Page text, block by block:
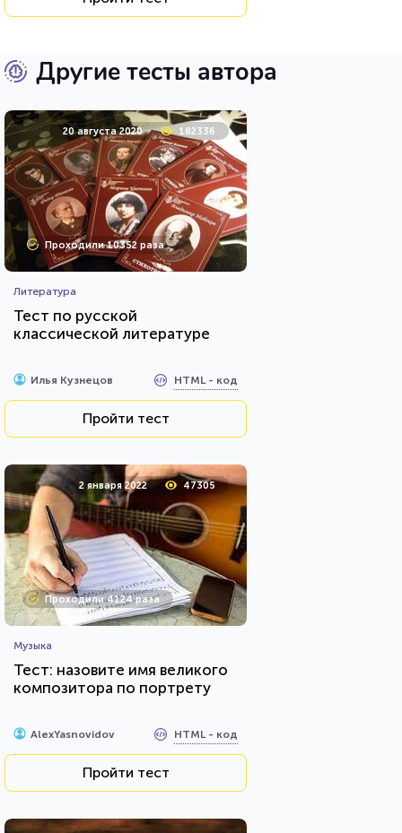
Другие тесты автора
20 августа 2020 182336
Проходили 10352 раза
Литература
Тест по русской
классической литературе
Илья Кузнецов HTML - код
Пройти тест
2 января 2022 47305
Проходили 4124 раза
Музыка
Тест: назовите имя великого
композитора по портрету
AlexYasnovidov HTML - код
Пройти тест